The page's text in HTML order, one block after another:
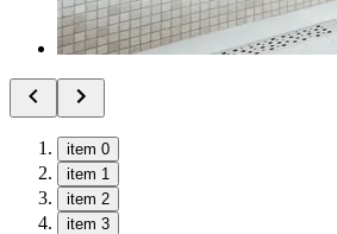
item 0
item 1
item 2
item 3